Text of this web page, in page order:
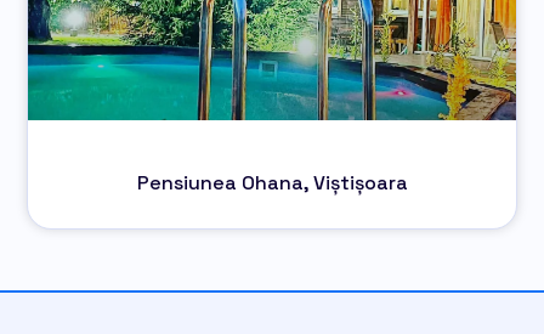
Pensiunea Ohana, Viștișoara